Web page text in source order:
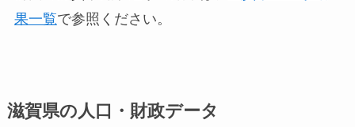
果一覧で参照ください。
滋賀県の人口・財政データ